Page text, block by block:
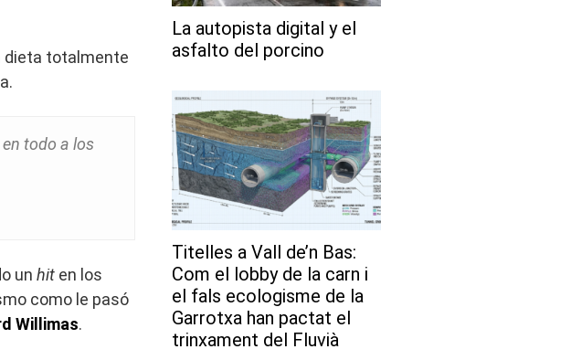
dieta totalmente
todo a los
un hit en los
como le pasó
Willimas.
La autopista digital y el
asfalto del porcino
Titelles a Vall de’n Bas:
Com el lobby de la carn i
el fals ecologisme de la
Garrotxa han pactat el
trinxament del Fluvià